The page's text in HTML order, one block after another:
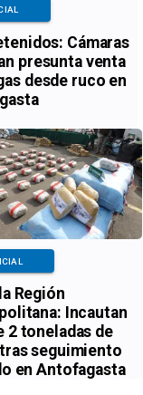
Cámaras
presunta venta
desde ruco en
Región
Incautan
2 toneladas de
seguimiento
en Antofagasta